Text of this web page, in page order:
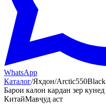
WhatsApp
Каталог/Яхдон/Arctic550Black
Барои калон кардан зер кунед
КитайМавҷуд аст